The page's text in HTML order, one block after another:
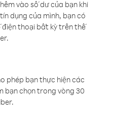
vào số dư của bạn khi
dụng của mình, bạn có
thoại bất kỳ trên thế
phép bạn thực hiện các
bạn chọn trong vòng 30